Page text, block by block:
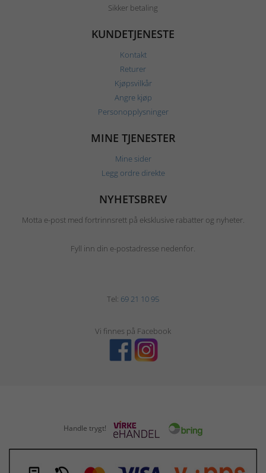
Sikker betaling
KUNDETJENESTE
Kontakt
Returer
Kjøpsvilkår
Angre kjøp
Personopplysninger
MINE TJENESTER
Mine sider
Legg ordre direkte
NYHETSBREV
Motta e-post med fortrinnsrett på eksklusive rabatter og nyheter.
Fyll inn din e-postadresse nedenfor.
Tel: 69 21 10 95
Vi finnes på Facebook
Handle trygt!